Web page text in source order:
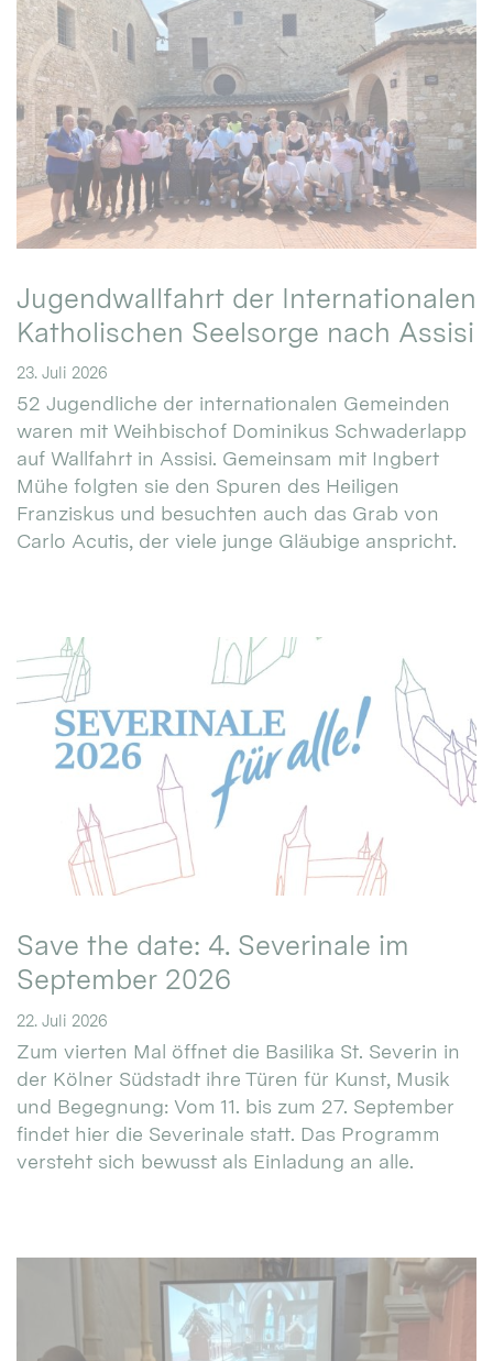
Jugendwallfahrt der Internationalen
Katholischen Seelsorge nach Assisi
23. Juli 2026
52 Jugendliche der internationalen Gemeinden
waren mit Weihbischof Dominikus Schwaderlapp
auf Wallfahrt in Assisi. Gemeinsam mit Ingbert
Mühe folgten sie den Spuren des Heiligen
Franziskus und besuchten auch das Grab von
Carlo Acutis, der viele junge Gläubige anspricht.
Save the date: 4. Severinale im
September 2026
22. Juli 2026
Zum vierten Mal öffnet die Basilika St. Severin in
der Kölner Südstadt ihre Türen für Kunst, Musik
und Begegnung: Vom 11. bis zum 27. September
findet hier die Severinale statt. Das Programm
versteht sich bewusst als Einladung an alle.